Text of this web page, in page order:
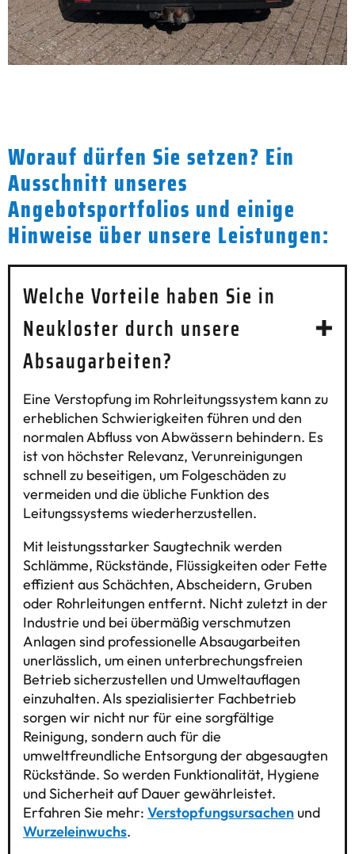
Worauf dürfen Sie setzen? Ein
Ausschnitt unseres
Angebotsportfolios und einige
Hinweise über unsere Leistungen:
Welche Vorteile haben Sie in
Neukloster durch unsere
Absaugarbeiten?
Eine Verstopfung im Rohrleitungssystem kann zu
erheblichen Schwierigkeiten führen und den
normalen Abfluss von Abwässern behindern. Es
ist von höchster Relevanz, Verunreinigungen
schnell zu beseitigen, um Folgeschäden zu
vermeiden und die übliche Funktion des
Leitungssystems wiederherzustellen.
Mit leistungsstarker Saugtechnik werden
Schlämme, Rückstände, Flüssigkeiten oder Fette
effizient aus Schächten, Abscheidern, Gruben
oder Rohrleitungen entfernt. Nicht zuletzt in der
Industrie und bei übermäßig verschmutzen
Anlagen sind professionelle Absaugarbeiten
unerlässlich, um einen unterbrechungsfreien
Betrieb sicherzustellen und Umweltauflagen
einzuhalten. Als spezialisierter Fachbetrieb
sorgen wir nicht nur für eine sorgfältige
Reinigung, sondern auch für die
umweltfreundliche Entsorgung der abgesaugten
Rückstände. So werden Funktionalität, Hygiene
und Sicherheit auf Dauer gewährleistet.
Erfahren Sie mehr: Verstopfungsursachen und
Wurzeleinwuchs.